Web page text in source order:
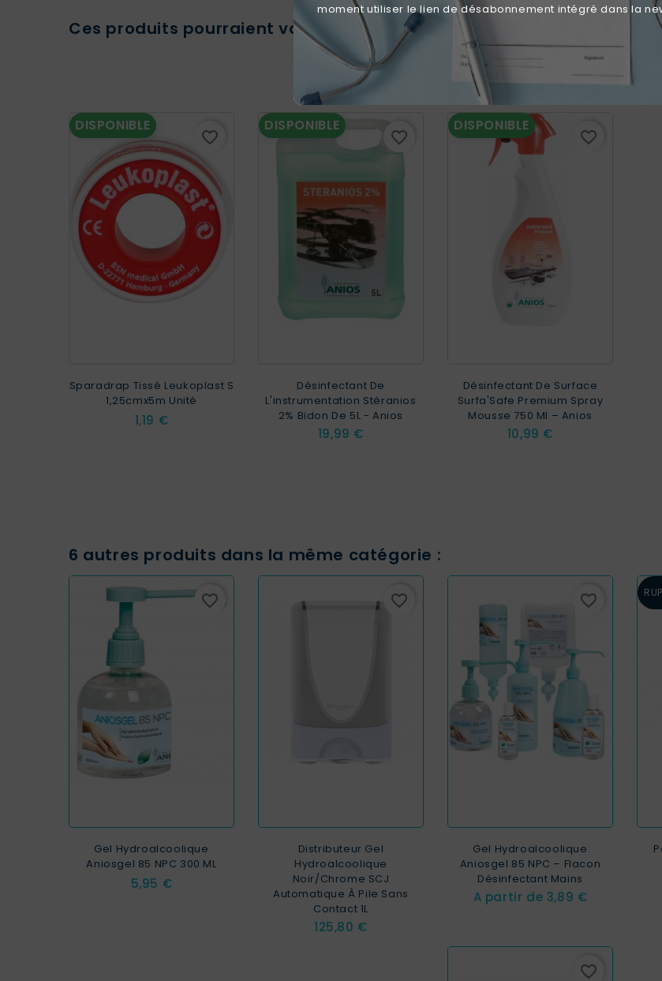
moment utiliser le lien de désabonnement intégré dans la
Ces produits pourraient vous intéresser
DISPONIBLE
favorite_border
Sparadrap Tissé Leukoplast S
1,25cmx5m Unité
Prix
1,19 €
DISPONIBLE
favorite_border
Désinfectant De
L'instrumentation Stéranios
2% Bidon De 5L - Anios
Prix
19,99 €
DISPONIBLE
favorite_border
Désinfectant De Surface
Surfa'Safe Premium Spray
Mousse 750 Ml – Anios
Prix
10,99 €
6 autres produits dans la même catégorie :
favorite_border
Gel Hydroalcoolique
Aniosgel 85 NPC 300 ML
Prix
5,95 €
favorite_border
Distributeur Gel
Hydroalcoolique
Noir/Chrome SCJ
Automatique À Pile Sans
Contact 1L
Prix
125,80 €
favorite_border
Gel Hydroalcoolique
Aniosgel 85 NPC – Flacon
Désinfectant Mains
A partir de Prix
3,89 €
favorite_border